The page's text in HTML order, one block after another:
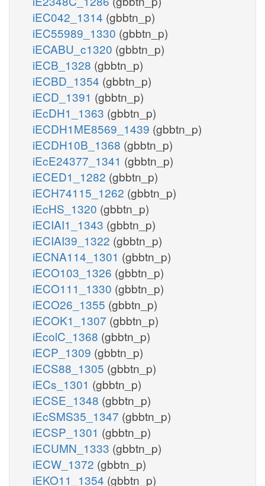
iEC042_1314 (gbbtn_p)
iEC55989_1330 (gbbtn_p)
iECABU_c1320 (gbbtn_p)
iECB_1328 (gbbtn_p)
iECBD_1354 (gbbtn_p)
iECD_1391 (gbbtn_p)
iEcDH1_1363 (gbbtn_p)
iECDH1ME8569_1439 (gbbtn_p)
iECDH10B_1368 (gbbtn_p)
iEcE24377_1341 (gbbtn_p)
iECED1_1282 (gbbtn_p)
iECH74115_1262 (gbbtn_p)
iEcHS_1320 (gbbtn_p)
iECIAI1_1343 (gbbtn_p)
iECIAI39_1322 (gbbtn_p)
iECNA114_1301 (gbbtn_p)
iECO103_1326 (gbbtn_p)
iECO111_1330 (gbbtn_p)
iECO26_1355 (gbbtn_p)
iECOK1_1307 (gbbtn_p)
iEcolC_1368 (gbbtn_p)
iECP_1309 (gbbtn_p)
iECS88_1305 (gbbtn_p)
iECs_1301 (gbbtn_p)
iECSE_1348 (gbbtn_p)
iEcSMS35_1347 (gbbtn_p)
iECSP_1301 (gbbtn_p)
iECUMN_1333 (gbbtn_p)
iECW_1372 (gbbtn_p)
iEKO11_1354 (gbbtn_p)